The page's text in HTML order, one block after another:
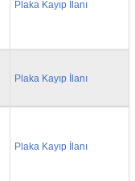
Plaka Kayıp İlanı
Plaka Kayıp İlanı
Plaka Kayıp İlanı